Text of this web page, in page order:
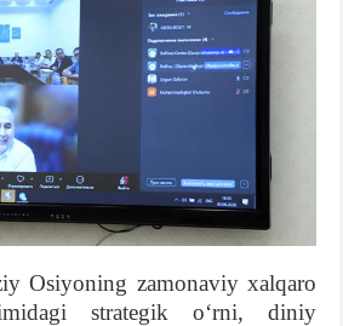
Osiyoning zamonaviy xalqaro
strategik oʻrni, diniy